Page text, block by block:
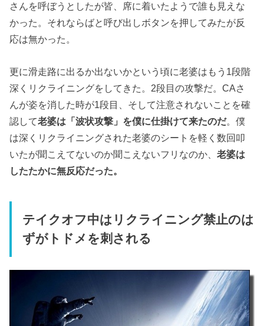
さんを呼ぼうとしたが皆、席に着いたようで誰も見えな
かった。それならばと呼び出しボタンを押してみたが反
応は無かった。
更に滑走路に出るか出ないかという頃に老婆はもう1段階
深くリクライニングをしてきた。2段目の攻撃だ。CAさ
んが姿を消した時が1段目、そして注意されないことを確
認して老婆は「波状攻撃」を僕に仕掛けて来たのだ。僕
は深くリクライニングされた老婆のシートを軽く数回叩
いたが聞こえてないのか聞こえないフリなのか、老婆は
したたかに無反応だった。
テイクオフ中はリクライニング禁止のは
ずがトドメを刺される